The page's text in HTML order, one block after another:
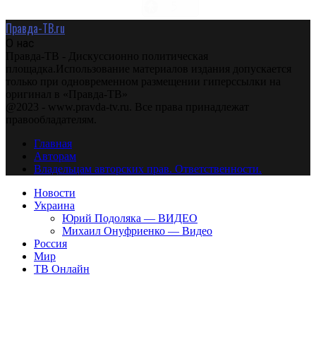
Правда-ТВ.ru
О нас
Правда-ТВ - Дискуссионно политическая
площадка.Использование материалов издания допускается
только при одновременном размещении гиперссылки на
оригинал в «Правда-ТВ»
@2023 - www.pravda-tv.ru. Все права принадлежат
правообладателям.
Главная
Авторам
Владельцам авторских прав. Ответственности.
Новости
Украина
Юрий Подоляка — ВИДЕО
Михаил Онуфриенко — Видео
Россия
Мир
ТВ Онлайн